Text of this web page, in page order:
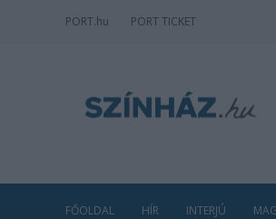
PORT.hu PORT TICKET
FŐOLDAL HÍR INTERJÚ